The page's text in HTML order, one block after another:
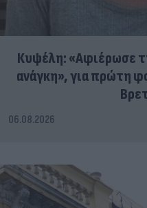
Κυψέλη: «Αφιέρωσε
ανάγκη», για πρώτη
06.08.2026